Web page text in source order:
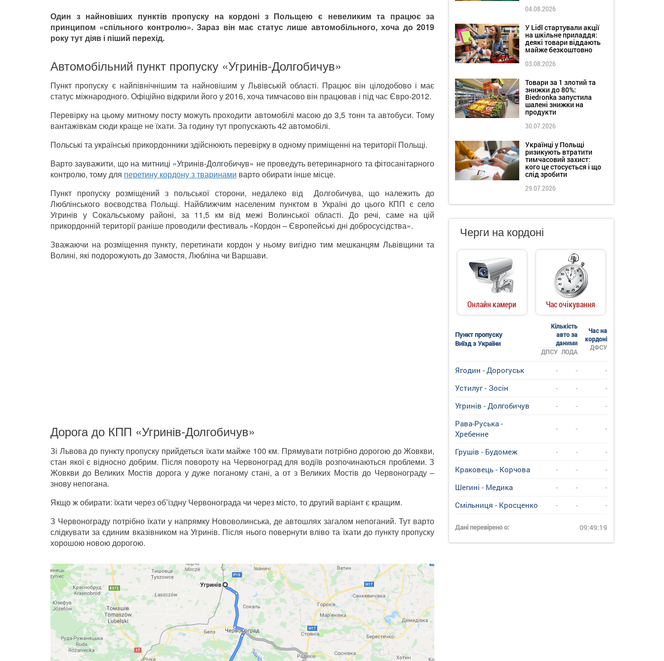
Один з найновіших пунктів пропуску на кордоні з Польщею є невеликим та працює за
принципом «спільного контролю». Зараз він має статус лише автомобільного, хоча до 2019
року тут діяв і піший перехід.
Автомобільний пункт пропуску «Угринів-Долгобичув»
Пункт пропуску є найпівнічнішим та найновішим у Львівській області. Працює він цілодобово і має
статус міжнародного. Офіційно відкрили його у 2016, хоча тимчасово він працював і під час Євро-2012.
Перевірку на цьому митному посту можуть проходити автомобілі масою до 3,5 тонн та автобуси. Тому
вантажівкам сюди краще не їхати. За годину тут пропускають 42 автомобілі.
Польські та українські прикордонники здійснюють перевірку в одному приміщенні на території Польщі.
Варто зауважити, що на митниці «Угринів-Долгобичув» не проведуть ветеринарного та фітосанітарного
контролю, тому для перетину кордону з тваринами варто обирати інше місце.
Пункт пропуску розміщений з польської сторони, недалеко від Долгобичува, що належить до
Люблінського воєводства Польщі. Найближчим населеним пунктом в Україні до цього КПП є село
Угринів у Сокальському районі, за 11,5 км від межі Волинської області. До речі, саме на цій
прикордонній території раніше проводили фестиваль «Кордон – Європейські дні добросусідства».
Зважаючи на розміщення пункту, перетинати кордон у ньому вигідно тим мешканцям Львівщини та
Волині, які подорожують до Замостя, Любліна чи Варшави.
Дорога до КПП «Угринів-Долгобичув»
Зі Львова до пункту пропуску прийдеться їхати майже 100 км. Прямувати потрібно дорогою до Жовкви,
стан якої є відносно добрим. Після повороту на Червоноград для водіїв розпочинаються проблеми. З
Жовкви до Великих Мостів дорога у дуже поганому стані, а от з Великих Мостів до Червонограду –
знову непогана.
Якщо ж обирати: їхати через об’їздну Червонограда чи через місто, то другий варіант є кращим.
З Червонограду потрібно їхати у напрямку Нововолинська, де автошлях загалом непоганий. Тут варто
слідкувати за єдиним вказівником на Угринів. Після нього повернути вліво та їхати до пункту пропуску
хорошою новою дорогою.
04.08.2026
У Lidl стартували акції
на шкільне приладдя:
деякі товари віддають
майже безкоштовно
03.08.2026
Товари за 1 злотий та
знижки до 80%:
Biedronka запустила
шалені знижки на
продукти
30.07.2026
Українці у Польщі
ризикують втратити
тимчасовий захист:
кого це стосується і що
слід зробити
29.07.2026
Черги на кордоні
Онлайн камери Час очікування
Пункт пропуску
Виїзд з України
Кількість
авто за
даними
Час на
кордоні
ДФСУ
ДПСУ ЛОДА
Ягодин - Дорогуськ - -
-
Устилуг - Зосін
- -
-
Угринiв - Долгобичув
- -
-
Рава-Руська -
Хребенне
- - -
Грушів - Будомеж - -
-
Краковець - Корчова
- -
-
Шегині - Медика
- -
-
Смільниця - Кросценко
- - -
Дані перевірено о: 09:49:19